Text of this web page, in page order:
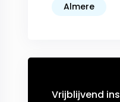
Almere
Vrijblijvend